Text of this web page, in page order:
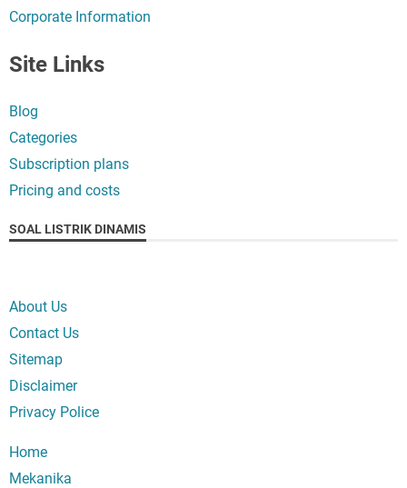
Corporate Information
Site Links
Blog
Categories
Subscription plans
Pricing and costs
SOAL LISTRIK DINAMIS
About Us
Contact Us
Sitemap
Disclaimer
Privacy Police
Home
Mekanika